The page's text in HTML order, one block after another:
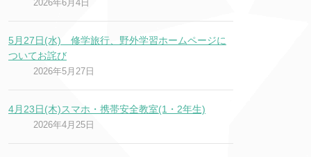
2026年6月4日
5月27日(水) 修学旅行、野外学習ホームページに
ついてお詫び
2026年5月27日
4月23日(木)スマホ・携帯安全教室(1・2年生)
2026年4月25日